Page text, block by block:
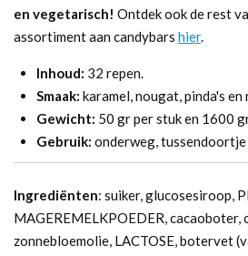
en vegetarisch! Ontdek ook de rest
assortiment aan candybars hier.
Inhoud: 32 repen.
Smaak: karamel, nougat, pinda's en
Gewicht: 50 gr per stuk en 1600
Gebruik: onderweg,
Ingrediënten: suiker, glucosesiroop,
MAGEREMELKPOEDER, cacaoboter,
zonnebloemolie, LACTOSE, botervet